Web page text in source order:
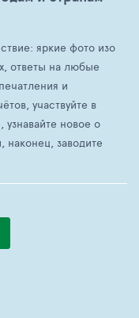
яркие фото изо
ответы на любые
и
участвуйте в
узнавайте новое о
наконец, заводите